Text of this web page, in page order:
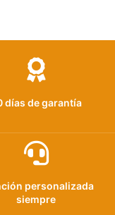
días de garantía
personalizada
siempre